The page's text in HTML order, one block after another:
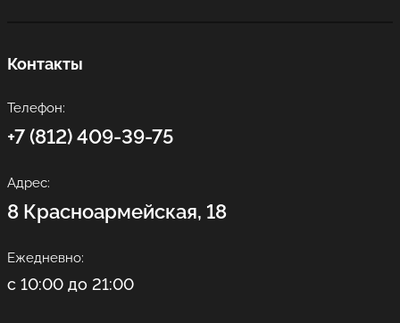
Контакты
Телефон:
+7 (812) 409-39-75
Адрес:
8 Красноармейская, 18
Ежедневно:
с 10:00 до 21:00